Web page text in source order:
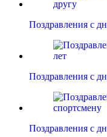
Поздравления с
Поздравления с
Поздравления с